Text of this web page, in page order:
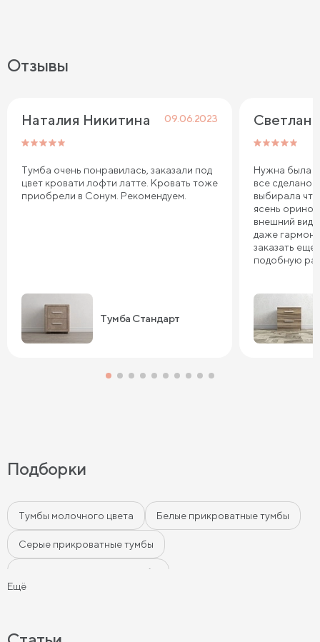
Отзывы
Наталия Никитина 09.06.2023
Тумба очень понравилась, заказали под
цвет кровати лофти латте. Кровать тоже
приобрели в Сонум. Рекомендуем.
Тумба Стандарт
Светлана
Нужна была
все сделано
выбирала
ясень
внешний вид
даже
заказать еще
подобную
Подборки
Тумбы молочного цвета Белые прикроватные тумбы
Серые прикроватные тумбы
Черные прикроватные тумбы
Ещё